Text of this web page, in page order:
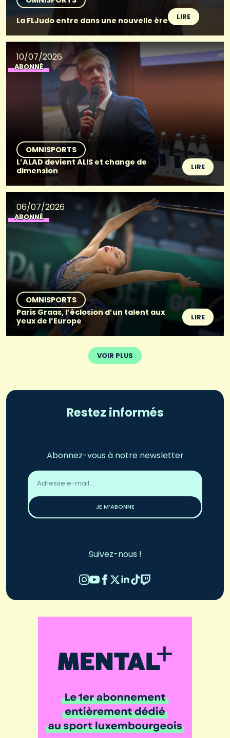
La FLJudo entre dans une nouvelle ère
LIRE
10/07/2026
ABONNÉ
OMNISPORTS
L’ALAD devient ALIS et change de
dimension
LIRE
06/07/2026
ABONNÉ
OMNISPORTS
Paris Graas, l’éclosion d’un talent aux
yeux de l’Europe
LIRE
VOIR PLUS
Restez informés
Abonnez-vous à notre newsletter
Adresse
email
JE M’ABONNE
Suivez-nous !